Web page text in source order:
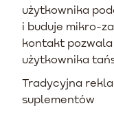
użytkownika
i buduje mikro-
kontakt
użytkownika
Tradycyjna
suplementów